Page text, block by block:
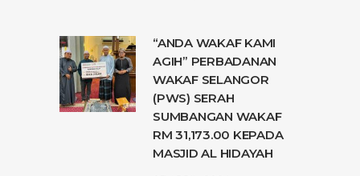
“ANDA WAKAF KAMI
AGIH” PERBADANAN
WAKAF SELANGOR
(PWS) SERAH
SUMBANGAN WAKAF
RM 31,173.00 KEPADA
MASJID AL HIDAYAH